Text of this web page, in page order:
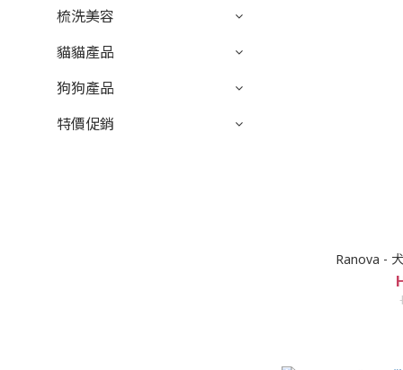
梳洗美容
貓貓產品
狗狗產品
特價促銷
Ranova -